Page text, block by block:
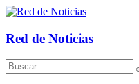
Saltar
contenido
Red de Noticias